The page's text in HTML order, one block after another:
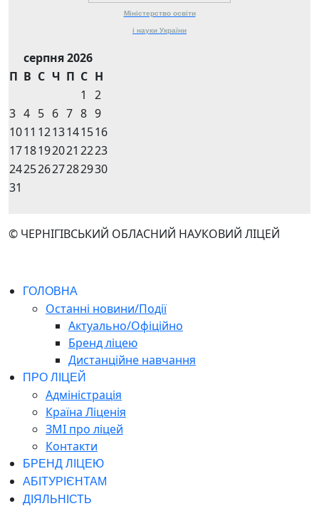
Міністерство освіти
і науки України
серпня 2026
П В С Ч П С Н
1
2
3 4 5 6 7 8 9
1011 1213141516
1718192021 2223
24252627282930
31
© ЧЕРНІГІВСЬКИЙ ОБЛАСНИЙ НАУКОВИЙ ЛІЦЕЙ
ГОЛОВНА
Останні новини/Події
Актуально/Офіційно
Бренд ліцею
Дистанційне навчання
ПРО ЛІЦЕЙ
Адміністрація
Країна Ліценія
ЗМІ про ліцей
Контакти
БРЕНД ЛІЦЕЮ
АБІТУРІЄНТАМ
ДІЯЛЬНІСТЬ